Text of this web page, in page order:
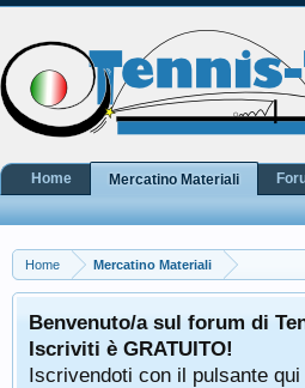
Home Mercatino Materiali
Benvenuto/a sul forum di
Iscriviti è GRATUITO!
Iscrivendoti con il pulsante
Home Mercatino Materiali